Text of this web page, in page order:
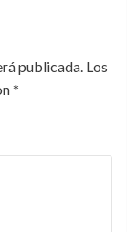
publicada. Los
*